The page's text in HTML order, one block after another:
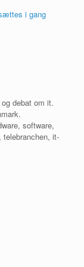
i gang
debat om it.
software,
telebranchen, it-